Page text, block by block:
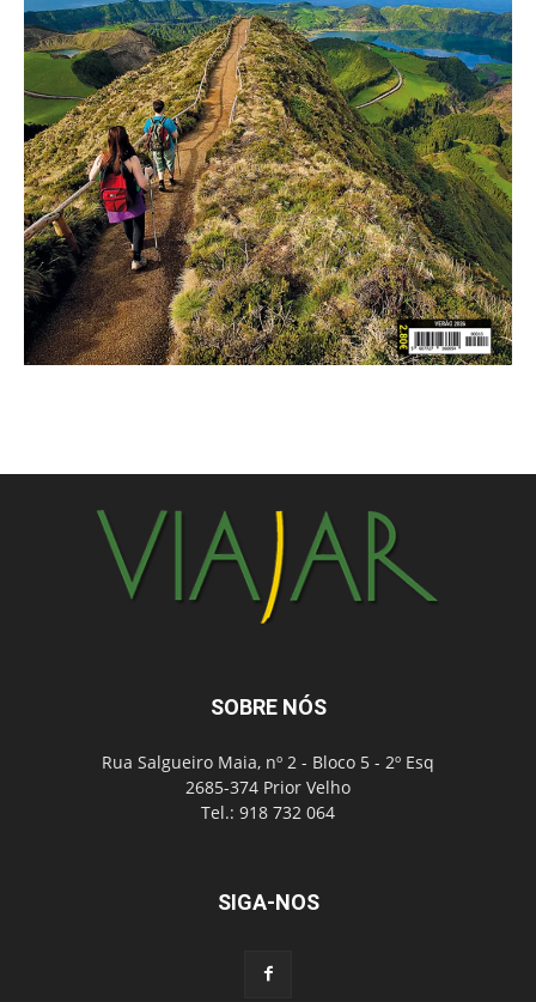
SOBRE NÓS
Rua Salgueiro Maia, nº 2 - Bloco 5 - 2º Esq
2685-374 Prior Velho
Tel.: 918 732 064
SIGA-NOS